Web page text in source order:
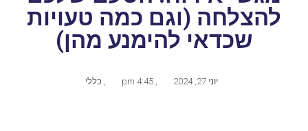
להצלחה (וגם כמה טעויות
שכדאי להימנע מהן)
יוני 27, 2024 ,
4:45 pm
, כללי